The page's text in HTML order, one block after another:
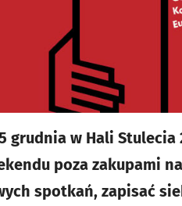
grudnia w Hali Stulecia
poza zakupami
spotkań, zapisać